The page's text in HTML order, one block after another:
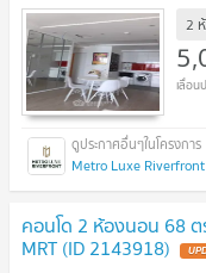
2
คอนโด 2 ห้องนอน 68
MRT (ID 2143918)